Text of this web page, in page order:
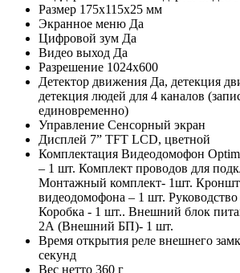
Размер 175х115х25 мм
Экранное меню Да
Цифровой зум Да
Видео выход Да
Разрешение 1024х600
Детектор движения Да, детекция
детекция людей для 4 каналов
единовременно)
Управление Сенсорный экран
Дисплей 7” TFT LCD, цветной
Комплектация Видеодомофон
– 1 шт. Комплект проводов для
Монтажный комплект- 1шт.
видеодомофона – 1 шт. Руководство
Коробка - 1 шт.. Внешний блок
2А (Внешний БП)- 1 шт.
Время открытия реле внешнего
секунд
Вес нетто 360 г